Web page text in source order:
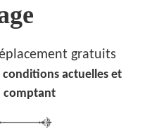
gratuits
conditions actuelles et
comptant